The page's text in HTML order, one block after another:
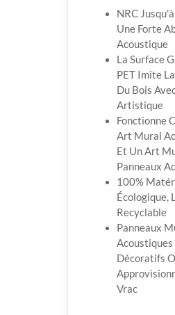
NRC
Une Forte
Acoustique
La Surface
PET Imite
Du Bois
Artistique
Fonctionne
Art Mural
Et Un Art
Panneaux
100%
Écologique,
Recyclable
Panneaux
Acoustiques
Décoratifs
Vrac